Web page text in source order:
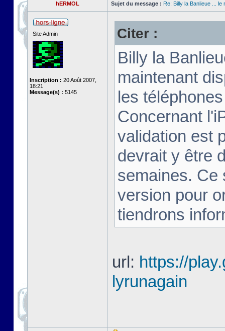
hERMOL Sujet du message : Re: Billy la Banlieue ... le
Site Admin
Inscription : 20 Août 2007,
18:21
Message(s) : 5145
Citer :
Billy la
maintenant
les
Concernant
validation est
devrait y être
semaines. Ce
version pour
tiendrons
url: https://
lyrunagain